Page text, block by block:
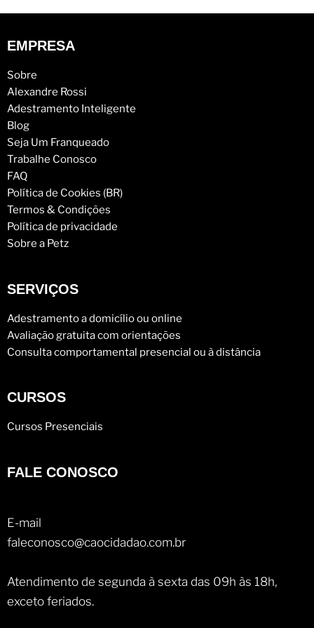
EMPRESA
Sobre
Alexandre Rossi
Adestramento Inteligente
Blog
Seja Um Franqueado
Trabalhe Conosco
FAQ
Política de Cookies (BR)
Termos & Condições
Política de privacidade
Sobre a Petz
SERVIÇOS
Adestramento a domicílio ou online
Avaliação gratuita com orientações
Consulta comportamental presencial ou à distância
CURSOS
Cursos Presenciais
FALE CONOSCO
E-mail
faleconosco@caocidadao.com.br
Atendimento de segunda à sexta das 09h às 18h,
exceto feriados.